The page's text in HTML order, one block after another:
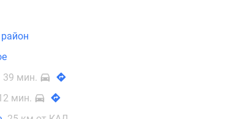
39 мин.
мин.